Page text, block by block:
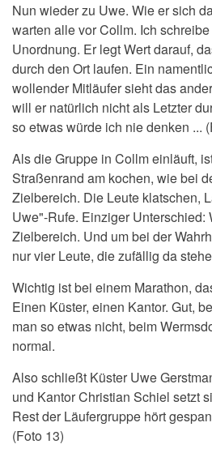
Nun wieder zu Uwe. Wie er sich
warten alle vor Collm. Ich
Unordnung. Er legt Wert darauf,
durch den Ort laufen. Ein
wollender Mitläufer sieht das
will er natürlich nicht als Letzter
so etwas würde ich nie denken ...
Als die Gruppe in Collm einläuft,
Straßenrand am kochen, wie bei
Zielbereich. Die Leute klatschen,
Uwe"-Rufe. Einziger Unterschied:
Zielbereich. Und um bei der
nur vier Leute, die zufällig da
Wichtig ist bei einem Marathon,
Einen Küster, einen Kantor. Gut,
man so etwas nicht, beim
normal.
Also schließt Küster Uwe
und Kantor Christian Schiel setzt
Rest der Läufergruppe hört
(Foto 13)